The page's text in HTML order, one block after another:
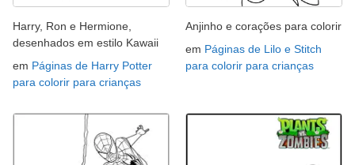
Harry, Ron e Hermione,
desenhados em estilo Kawaii
em Páginas de Harry Potter
para colorir para crianças
Anjinho e corações para colorir
em Páginas de Lilo e Stitch
para colorir para crianças